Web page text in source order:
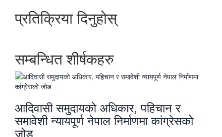
प्रतिक्रिया दिनुहोस्
सम्बन्धित शीर्षकहरु
आदिवासी समुदायको अधिकार, पहिचान र
समावेशी न्यायपूर्ण नेपाल निर्माणमा कांग्रेसको
जोड